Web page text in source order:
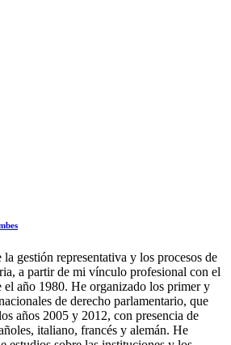
gestión representativa y los procesos de
a partir de mi vínculo profesional con el
el año 1980. He organizado los primer y
de derecho parlamentario, que
años 2005 y 2012, con presencia de
italiano, francés y alemán. He